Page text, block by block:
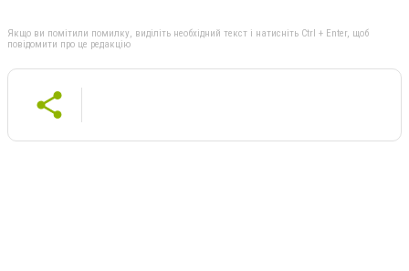
Якщо ви помітили помилку, виділіть необхідний текст і натисніть Ctrl + Enter, щоб
повідомити про це редакцію